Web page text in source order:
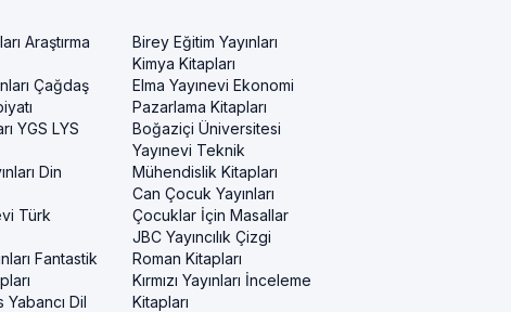
Araştırma
Çağdaş
YGS LYS
Din
Türk
Fantastik
Dil
Birey Eğitim Yayınları
Kimya Kitapları
Elma Yayınevi Ekonomi
Pazarlama Kitapları
Boğaziçi Üniversitesi
Yayınevi Teknik
Mühendislik Kitapları
Can Çocuk Yayınları
Çocuklar İçin Masallar
JBC Yayıncılık Çizgi
Roman Kitapları
Kırmızı Yayınları İnceleme
Kitapları